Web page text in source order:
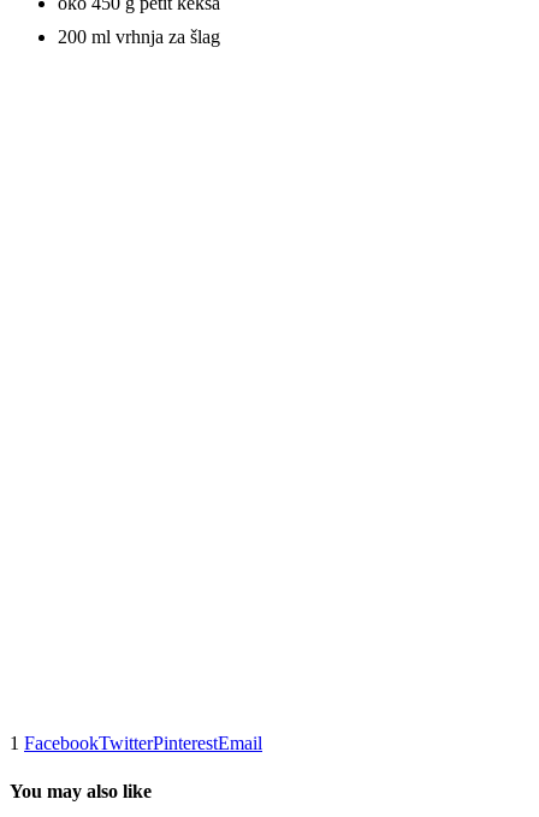
200 ml vrhnja za šlag
1 FacebookTwitterPinterestEmail
You may also like